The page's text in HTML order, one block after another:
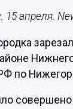
апреля.
по